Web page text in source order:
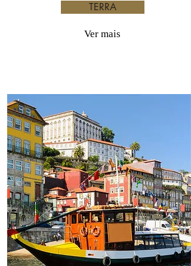
TERRA
Ver mais